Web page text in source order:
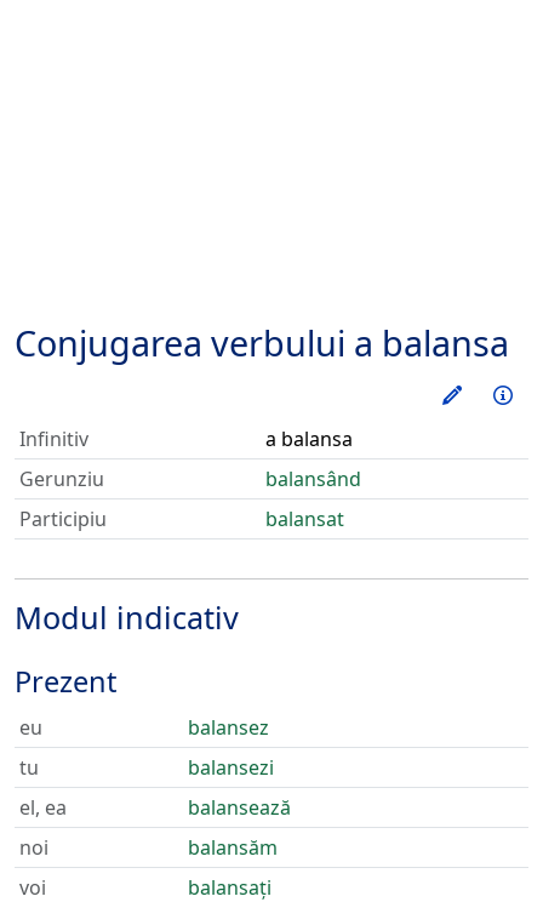
Conjugarea verbului a balansa
Infinitiv
a balansa
Gerunziu
balansând
Participiu
balansat
Modul indicativ
Prezent
eu
balansez
tu
balansezi
el, ea
balansează
noi
balansăm
voi
balansați